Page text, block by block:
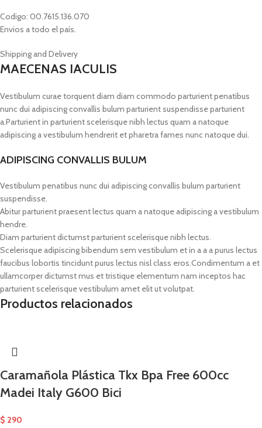
Codigo: 00.7615.136.070
Envios a todo el país.
Shipping and Delivery
MAECENAS IACULIS
Vestibulum curae torquent diam diam commodo parturient penatibus
nunc dui adipiscing convallis bulum parturient suspendisse parturient
a.Parturient in parturient scelerisque nibh lectus quam a natoque
adipiscing a vestibulum hendrerit et pharetra fames nunc natoque dui.
ADIPISCING CONVALLIS BULUM
Vestibulum penatibus nunc dui adipiscing convallis bulum parturient
suspendisse.
Abitur parturient praesent lectus quam a natoque adipiscing a vestibulum
hendre.
Diam parturient dictumst parturient scelerisque nibh lectus.
Scelerisque adipiscing bibendum sem vestibulum et in a a a purus lectus
faucibus lobortis tincidunt purus lectus nisl class eros.Condimentum a et
ullamcorper dictumst mus et tristique elementum nam inceptos hac
parturient scelerisque vestibulum amet elit ut volutpat.
Productos relacionados
Caramañola Plástica Tkx Bpa Free 600cc
Madei Italy G600 Bici
$ 290